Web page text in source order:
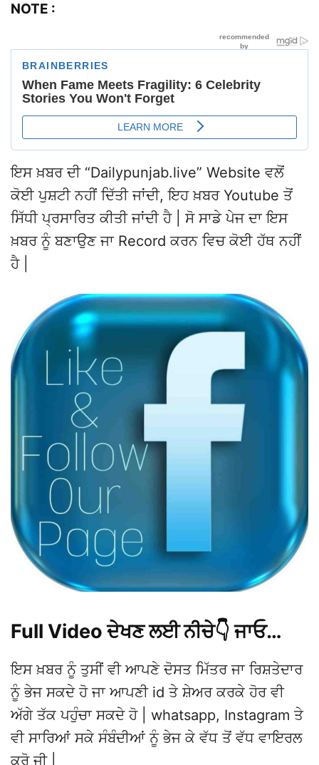
NOTE :
ਇਸ ਖ਼ਬਰ ਦੀ “Dailypunjab.live” Website ਵਲੋਂ
ਕੋਈ ਪੁਸ਼ਟੀ ਨਹੀਂ ਦਿੱਤੀ ਜਾਂਦੀ, ਇਹ ਖ਼ਬਰ Youtube ਤੋਂ
ਸਿੱਧੀ ਪ੍ਰਸਾਰਿਤ ਕੀਤੀ ਜਾਂਦੀ ਹੈ | ਸੋ ਸਾਡੇ ਪੇਜ ਦਾ ਇਸ
ਖ਼ਬਰ ਨੂੰ ਬਣਾਉਣ ਜਾ Record ਕਰਨ ਵਿਚ ਕੋਈ ਹੱਥ ਨਹੀਂ
ਹੈ |
Full Video ਦੇਖਣ ਲਈ ਨੀਚੇ👇 ਜਾਓ…
ਇਸ ਖ਼ਬਰ ਨੂੰ ਤੁਸੀਂ ਵੀ ਆਪਣੇ ਦੋਸਤ ਮਿੱਤਰ ਜਾ ਰਿਸ਼ਤੇਦਾਰ
ਨੂੰ ਭੇਜ ਸਕਦੇ ਹੋ ਜਾ ਆਪਣੀ id ਤੇ ਸ਼ੇਅਰ ਕਰਕੇ ਹੋਰ ਵੀ
ਅੱਗੇ ਤੱਕ ਪਹੁੰਚਾ ਸਕਦੇ ਹੋ | whatsapp, Instagram ਤੇ
ਵੀ ਸਾਰਿਆਂ ਸਕੇ ਸੰਬੰਦੀਆਂ ਨੂੰ ਭੇਜ ਕੇ ਵੱਧ ਤੋਂ ਵੱਧ ਵਾਇਰਲ
ਕਰੋ ਜੀ |